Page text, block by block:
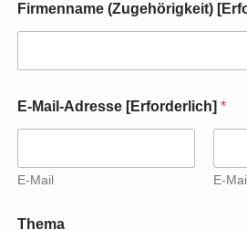
Firmenname (Zugehörigkeit)
E
r
o
r
e
E-Mail-Adresse [Erforderlich] *
E-Mail E-
Thema